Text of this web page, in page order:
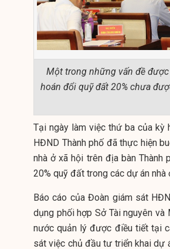
Một trong những vấn đề
hoán đổi quỹ đất 20% chưa
Tại ngày làm việc thứ ba của kỳ
HĐND Thành phố đã thực hiện
nhà ở xã hội trên địa bàn
20% quỹ đất trong các dự án
Báo cáo của Đoàn giám sát
dụng phối hợp Sở Tài nguyên
nước quản lý được điều tiết tại
sát việc chủ đầu tư triển khai dự